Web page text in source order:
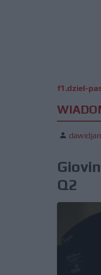
f1.dziel-
Q2